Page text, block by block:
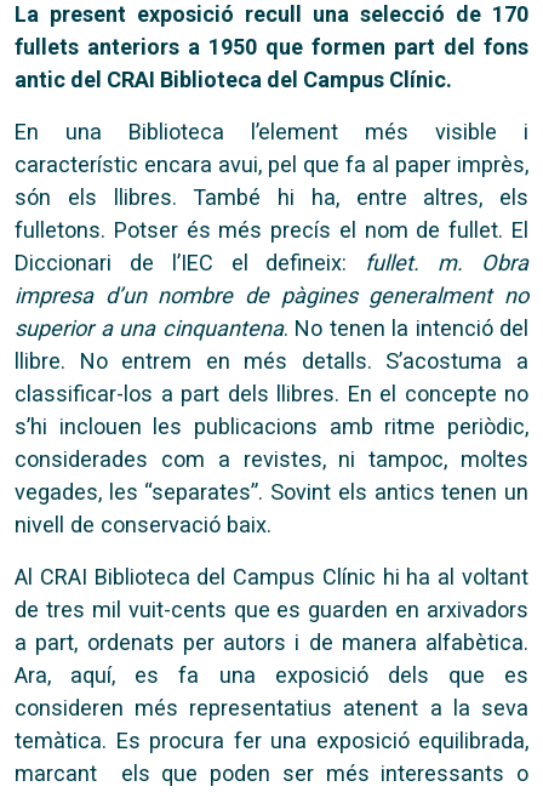
La present exposició recull una selecció de 170
fullets anteriors a 1950 que formen part del fons
antic del CRAI Biblioteca del Campus Clínic.
En una Biblioteca l’element més visible i
característic encara avui, pel que fa al paper imprès,
són els llibres. També hi ha, entre altres, els
fulletons. Potser és més precís el nom de fullet. El
Diccionari de l’IEC el defineix: fullet. m. Obra
impresa d’un nombre de pàgines generalment no
superior a una cinquantena. No tenen la intenció del
llibre. No entrem en més detalls. S’acostuma a
classificar-los a part dels llibres. En el concepte no
s’hi inclouen les publicacions amb ritme periòdic,
considerades com a revistes, ni tampoc, moltes
vegades, les “separates”. Sovint els antics tenen un
nivell de conservació baix.
Al CRAI Biblioteca del Campus Clínic hi ha al voltant
de tres mil vuit-cents que es guarden en arxivadors
a part, ordenats per autors i de manera alfabètica.
Ara, aquí, es fa una exposició dels que es
consideren més representatius atenent a la seva
temàtica. Es procura fer una exposició equilibrada,
marcant els que poden ser més interessants o